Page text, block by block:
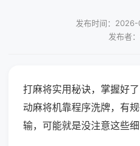
发布时间：
发布者
打麻将实用秘诀，掌握好
动麻将机靠程序洗牌，有
输，可能就是没注意这些细